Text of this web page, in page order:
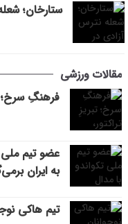
ستارخان؛
مقالات ورزشی
فرهنگِ سرخ؛
عضو تیم ملی
به ایران
تیم هاکی